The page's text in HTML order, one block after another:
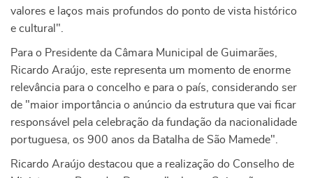
valores e laços mais profundos do ponto de vista histórico
e cultural".
Para o Presidente da Câmara Municipal de Guimarães,
Ricardo Araújo, este representa um momento de enorme
relevância para o concelho e para o país, considerando ser
de "maior importância o anúncio da estrutura que vai ficar
responsável pela celebração da fundação da nacionalidade
portuguesa, os 900 anos da Batalha de São Mamede".
Ricardo Araújo destacou que a realização do Conselho de